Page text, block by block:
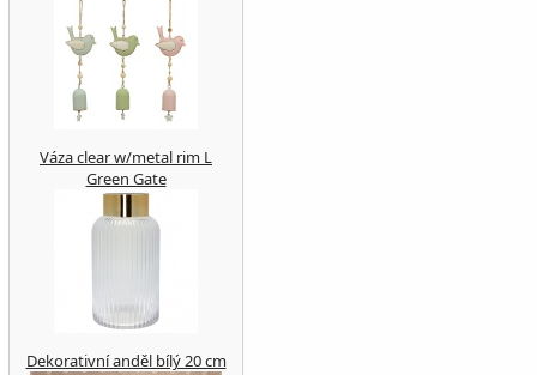
Váza clear w/metal rim L
Green Gate
Dekorativní anděl bílý 20 cm